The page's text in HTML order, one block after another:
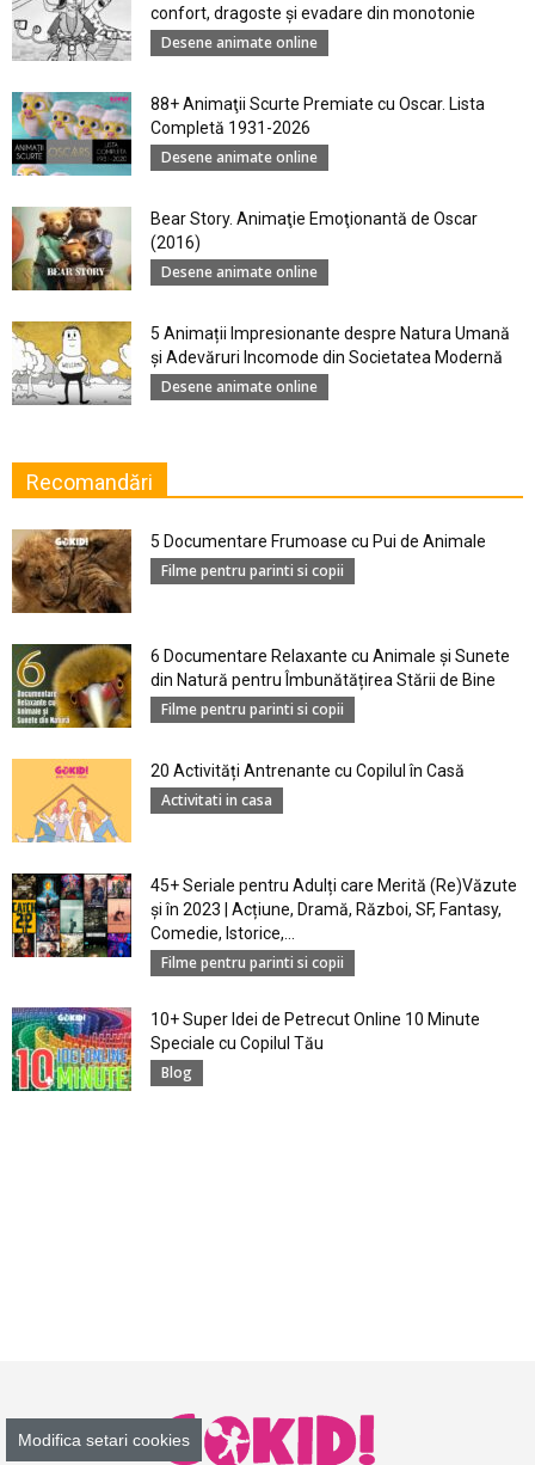
confort, dragoste și evadare din monotonie
Desene animate online
88+ Animaţii Scurte Premiate cu Oscar. Lista
Completă 1931-2026
Desene animate online
Bear Story. Animaţie Emoţionantă de Oscar
(2016)
Desene animate online
5 Animații Impresionante despre Natura Umană
şi Adevăruri Incomode din Societatea Modernă
Desene animate online
Recomandări
5 Documentare Frumoase cu Pui de Animale
Filme pentru parinti si copii
6 Documentare Relaxante cu Animale și Sunete
din Natură pentru Îmbunătățirea Stării de Bine
Filme pentru parinti si copii
20 Activități Antrenante cu Copilul în Casă
Activitati in casa
45+ Seriale pentru Adulți care Merită (Re)Văzute
și în 2023 | Acțiune, Dramă, Război, SF, Fantasy,
Comedie, Istorice,...
Filme pentru parinti si copii
10+ Super Idei de Petrecut Online 10 Minute
Speciale cu Copilul Tău
Blog
Modifica setari cookies